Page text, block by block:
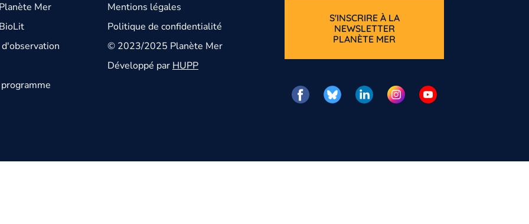
Mer
Mentions légales
Politique de confidentialité
© 2023/2025 Planète Mer
Développé parHUPP
S'INSCRIRE À LA
NEWSLETTER
PLANÈTE MER